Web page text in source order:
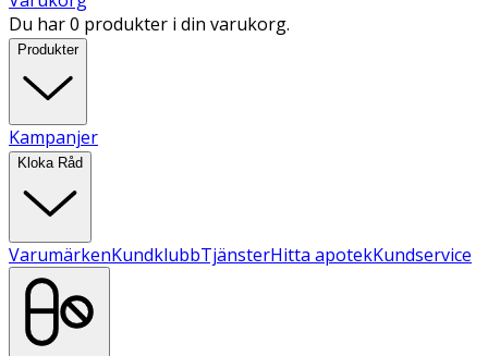
Du har 0 produkter i din varukorg.
Produkter
Kampanjer
Kloka Råd
VarumärkenKundklubbTjänsterHitta apotekKundservice